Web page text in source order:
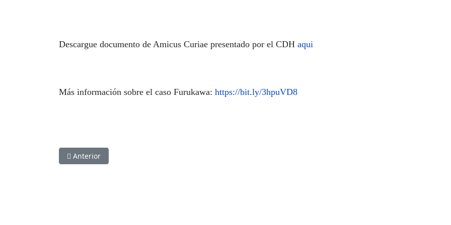
Descargue documento de Amicus Curiae presentado por el CDH aqui
Más información sobre el caso Furukawa: https://bit.ly/3hpuVD8
Artículo anterior: Elecciones 2021 y Derechos Humanos
Anterior